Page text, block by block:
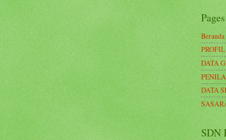
Beranda
PROFIL
DATA
DATA
SDN